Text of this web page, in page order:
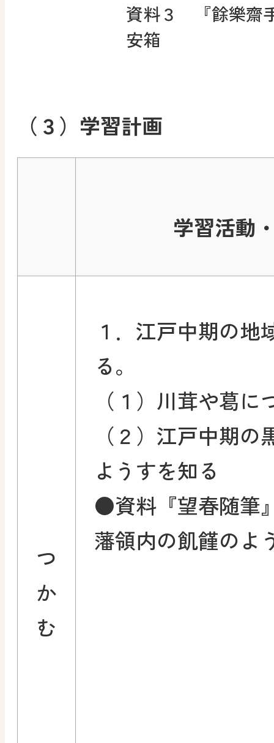
資料３ 『餘樂齋
安箱
（３）学習計画
学習活動
つ
か
む
１．江戸中期の地
る。
（１）川茸や葛
（２）江戸中期
ようすを知る
●資料『望春随筆
藩領内の飢饉のよ